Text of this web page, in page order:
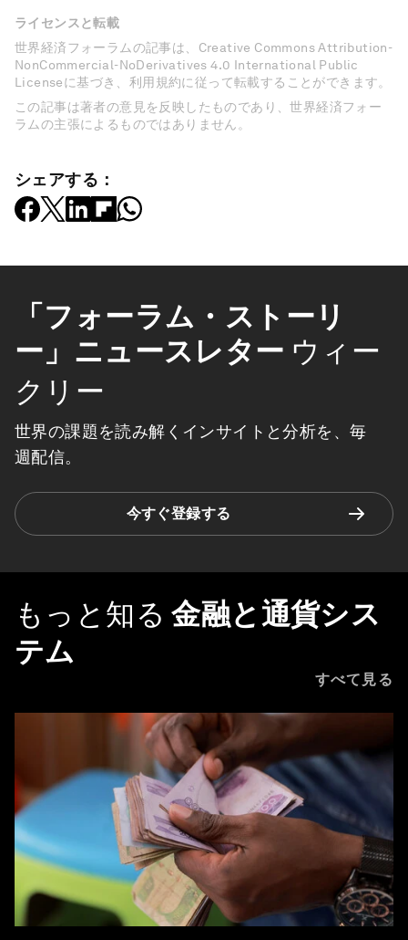
ライセンスと転載
世界経済フォーラムの記事は、Creative Commons Attribution-
NonCommercial-NoDerivatives 4.0 International Public
Licenseに基づき、利用規約に従って転載することができます。
この記事は著者の意見を反映したものであり、世界経済フォー
ラムの主張によるものではありません。
シェアする：
「フォーラム・ストーリ
ー」ニュースレター ウィー
クリー
世界の課題を読み解くインサイトと分析を、毎
週配信。
今すぐ登録する
もっと知る 金融と通貨シス
テム
すべて見る